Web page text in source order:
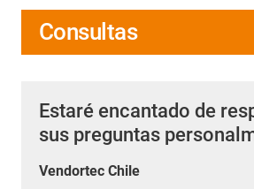
Consultas
Estaré encantado de
sus preguntas
Vendortec Chile